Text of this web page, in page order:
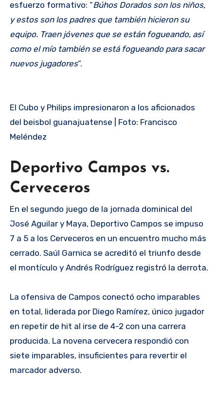
esfuerzo formativo: “Búhos Dorados son los niños,
y estos son los padres que también hicieron su
equipo. Traen jóvenes que se están fogueando, así
como el mío también se está fogueando para sacar
nuevos jugadores“.
El Cubo y Philips impresionaron a los aficionados
del beisbol guanajuatense | Foto: Francisco
Meléndez
Deportivo Campos vs.
Cerveceros
En el segundo juego de la jornada dominical del
José Aguilar y Maya, Deportivo Campos se impuso
7 a 5 a los Cerveceros en un encuentro mucho más
cerrado. Saúl Garnica se acreditó el triunfo desde
el montículo y Andrés Rodríguez registró la derrota.
La ofensiva de Campos conectó ocho imparables
en total, liderada por Diego Ramírez, único jugador
en repetir de hit al irse de 4-2 con una carrera
producida. La novena cervecera respondió con
siete imparables, insuficientes para revertir el
marcador adverso.